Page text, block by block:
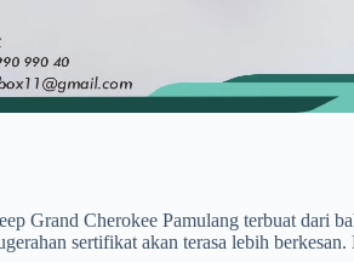
Grand Cherokee Pamulang terbuat dari
sertifikat akan terasa lebih